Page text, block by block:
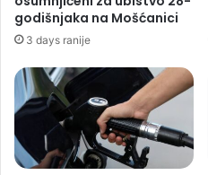
godišnjaka na Mošćanici
3 days ranije